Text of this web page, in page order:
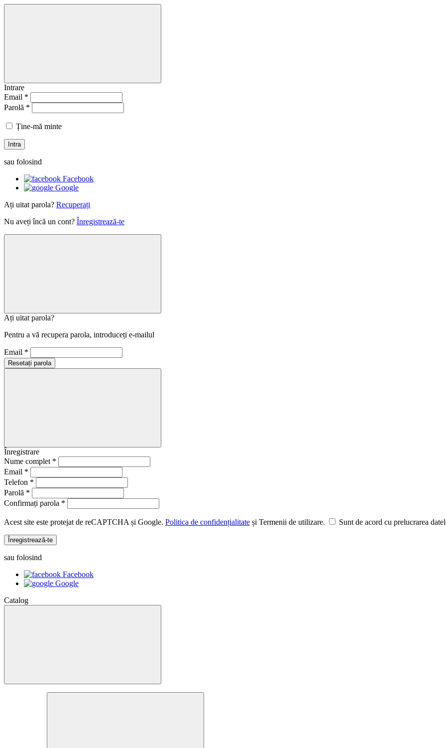
Intrare
Email *
Parolă *
Ține-mă minte
Intra
sau folosind
Facebook
Google
Ați uitat parola? Recuperați
Nu aveți încă un cont? Înregistrează-te
Ați uitat parola?
Pentru a vă recupera parola, introduceți e-mailul
Email *
Resetați parola
Înregistrare
Nume complet *
Email *
Telefon *
Parolă *
Confirmați parola *
Acest site este protejat de reCAPTCHA și Google. Politica de confidențialitate și Termenii de utilizare. Sunt de acord cu prelucrarea
Înregistrează-te
sau folosind
Facebook
Google
Catalog